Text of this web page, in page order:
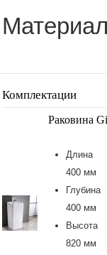
Комплектации
Раковина
Длина
400 мм
Глубина
400 мм
Высота
820 мм